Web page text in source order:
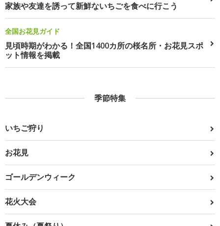
家族や友達を誘って新鮮ないちごを食べに行こう
全国お花見ガイド
見頃時期がわかる！全国1400カ所の桜名所・お花見スポ
ット情報を掲載
季節特集
いちご狩り
お花見
ゴールデンウィーク
花火大会